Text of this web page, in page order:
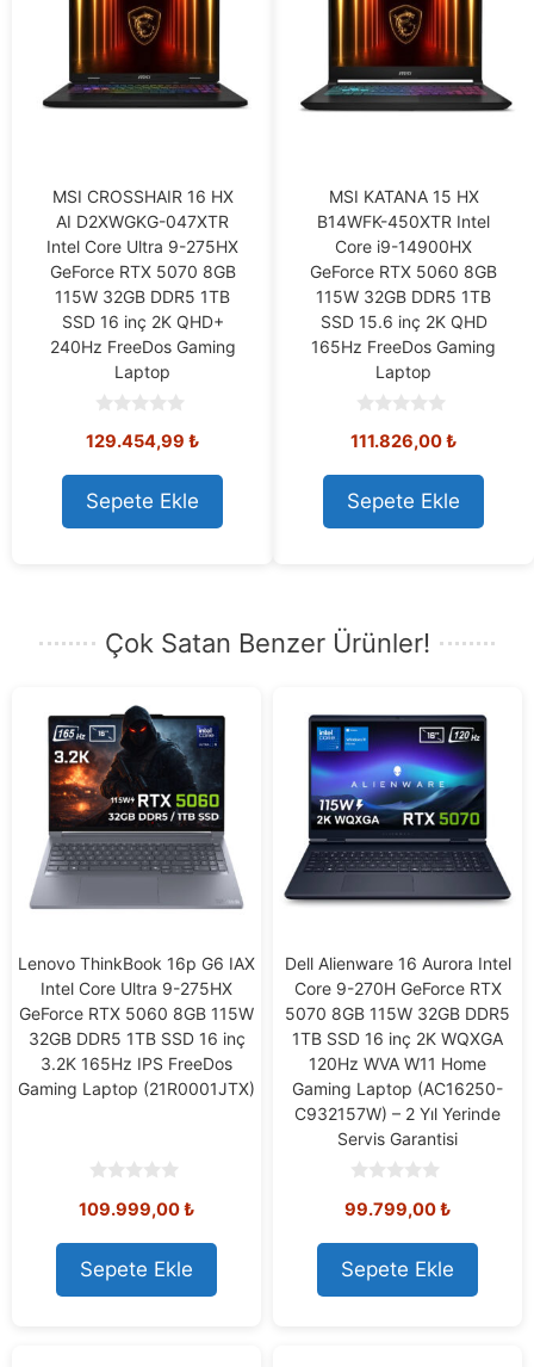
MSI CROSSHAIR 16 HX
AI D2XWGKG-047XTR
Intel Core Ultra 9-275HX
GeForce RTX 5070 8GB
115W 32GB DDR5 1TB
SSD 16 inç 2K QHD+
240Hz FreeDos Gaming
Laptop
o
t
o
f
5
129.454,99 ₺
Sepete Ekle
MSI KATANA 15 HX
B14WFK-450XTR Intel
Core i9-14900HX
GeForce RTX 5060 8GB
115W 32GB DDR5 1TB
SSD 15.6 inç 2K QHD
165Hz FreeDos Gaming
Laptop
o
t
o
f
5
111.826,00₺
Sepete Ekle
Çok Satan Benzer Ürünler!
Lenovo ThinkBook 16p G6 IAX
Intel Core Ultra 9-275HX
GeForce RTX 5060 8GB 115W
32GB DDR5 1TB SSD 16 inç
3.2K 165Hz IPS FreeDos
Gaming Laptop (21R0001JTX)
o
t
o
f
5
109.999,00₺
Sepete Ekle
Dell Alienware 16 Aurora Intel
Core 9-270H GeForce RTX
5070 8GB 115W 32GB DDR5
1TB SSD 16 inç 2K WQXGA
120Hz WVA W11 Home
Gaming Laptop (AC16250-
C932157W) – 2 Yıl Yerinde
Servis Garantisi
o
t
o
f
5
99.799,00₺
Sepete Ekle